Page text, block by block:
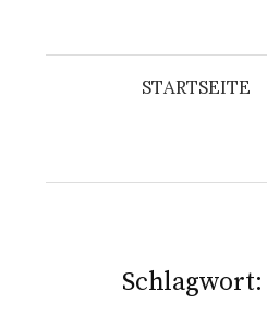
STARTSEITE
Schlagwort: